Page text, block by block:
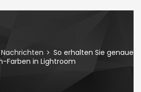
Nachrichten
So erhalten Sie genaue
Farben in Lightroom